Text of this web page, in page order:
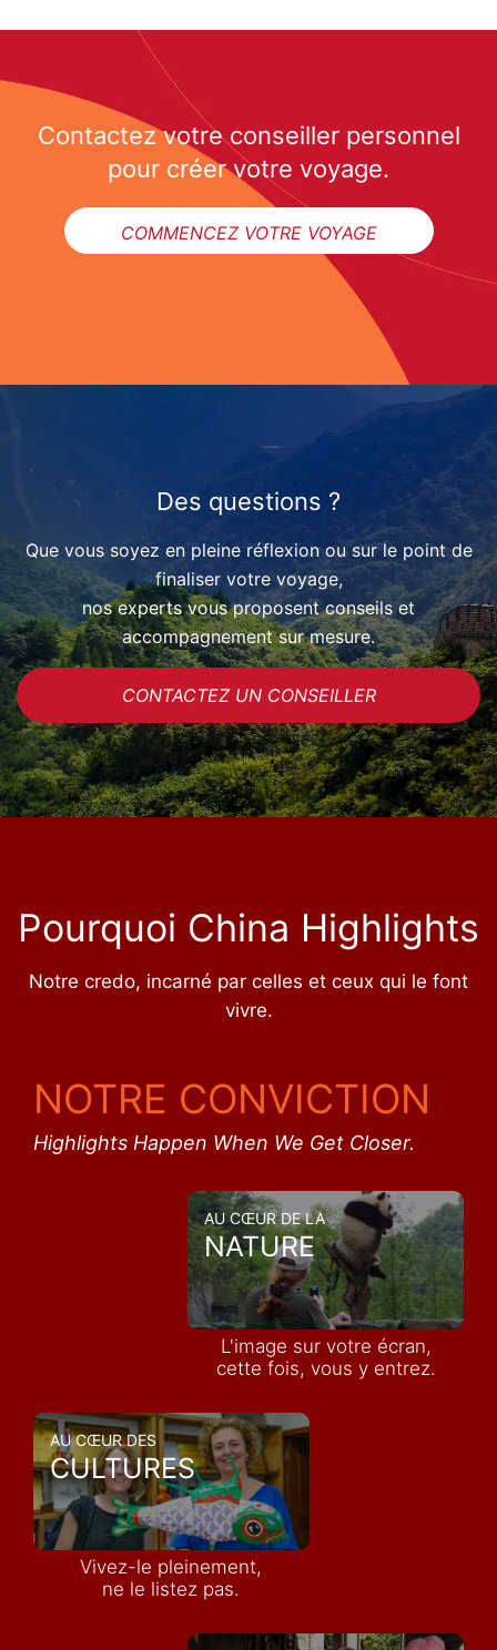
Contactez votre conseiller personnel
pour créer votre voyage.
COMMENCEZ VOTRE VOYAGE
Des questions ?
Que vous soyez en pleine réflexion ou sur le point de
finaliser votre voyage,
nos experts vous proposent conseils et
accompagnement sur mesure.
CONTACTEZ UN CONSEILLER
Pourquoi China Highlights
Notre credo, incarné par celles et ceux qui le font
vivre.
NOTRE CONVICTION
Highlights Happen When We Get Closer.
AU CŒUR DE LA
NATURE
L'image sur votre écran,
cette fois, vous y entrez.
AU CŒUR DES
CULTURES
Vivez-le pleinement,
ne le listez pas.